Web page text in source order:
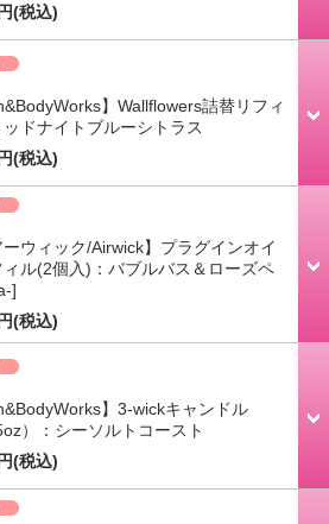
(税込)
】Wallflowers詰替リフィ
ッドナイトブルーシトラス
(税込)
ーウィック/Airwick】プラグインオイ
ィル(2個入)：バブルバス＆ローズペ
]
(税込)
】3-wickキャンドル
）：シーソルトコースト
(税込)